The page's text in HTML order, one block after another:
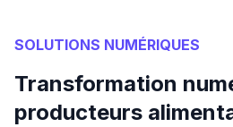
SOLUTIONS NUMÉRIQUES
Transformation
producteurs